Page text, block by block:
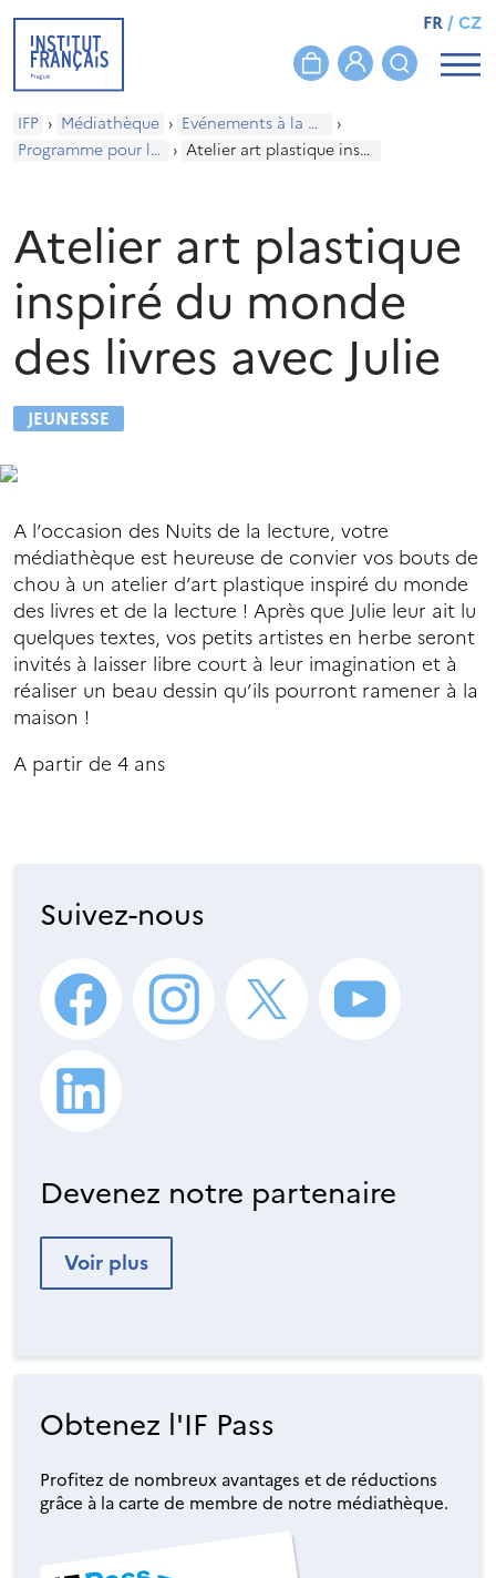
FR/CZ
IFP › Médiathèque › Evénements à la médiathèque
›
Programme pour les enfants › Atelier art plastique inspiré du monde des livres avec Julie
Atelier art plastique
inspiré du monde
des livres avec Julie
JEUNESSE
A l’occasion des Nuits de la lecture, votre
médiathèque est heureuse de convier vos bouts de
chou à un atelier d’art plastique inspiré du monde
des livres et de la lecture ! Après que Julie leur ait lu
quelques textes, vos petits artistes en herbe seront
invités à laisser libre court à leur imagination et à
réaliser un beau dessin qu’ils pourront ramener à la
maison !
A partir de 4 ans
Suivez-nous
Devenez notre partenaire
Voir plus
Obtenez l'IF Pass
Profitez de nombreux avantages et de réductions
grâce à la carte de membre de notre médiathèque.